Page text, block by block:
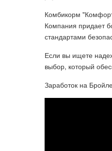
Комбикорм
Компания придает
стандартами
Если вы ищете
выбор, который
Заработок на